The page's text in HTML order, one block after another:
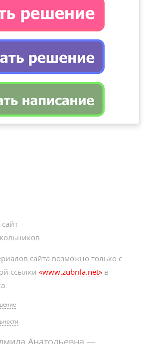
сайта возможно только с
ссылки«www.zubrila.net» в
Анатольевна —